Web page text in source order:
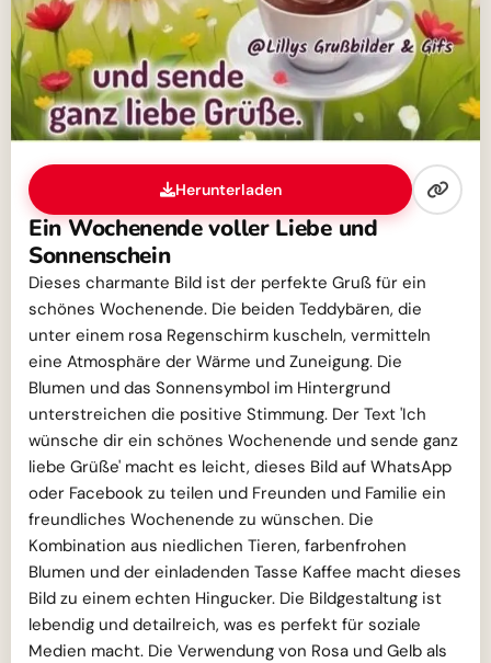
Herunterladen
Ein Wochenende voller Liebe und
Sonnenschein
Dieses charmante Bild ist der perfekte Gruß für ein
schönes Wochenende. Die beiden Teddybären, die
unter einem rosa Regenschirm kuscheln, vermitteln
eine Atmosphäre der Wärme und Zuneigung. Die
Blumen und das Sonnensymbol im Hintergrund
unterstreichen die positive Stimmung. Der Text 'Ich
wünsche dir ein schönes Wochenende und sende ganz
liebe Grüße' macht es leicht, dieses Bild auf WhatsApp
oder Facebook zu teilen und Freunden und Familie ein
freundliches Wochenende zu wünschen. Die
Kombination aus niedlichen Tieren, farbenfrohen
Blumen und der einladenden Tasse Kaffee macht dieses
Bild zu einem echten Hingucker. Die Bildgestaltung ist
lebendig und detailreich, was es perfekt für soziale
Medien macht. Die Verwendung von Rosa und Gelb als